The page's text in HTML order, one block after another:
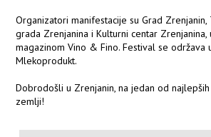
Organizatori manifestacije su Grad Zrenjanin,
grada Zrenjanina i Kulturni centar Zrenjanina,
magazinom Vino & Fino. Festival se održava
Mlekoprodukt.
Dobrodošli u Zrenjanin, na jedan od
zemlji!